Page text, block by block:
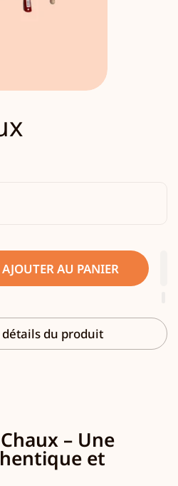
AJOUTER AU PANIER
du produit
– Une
et